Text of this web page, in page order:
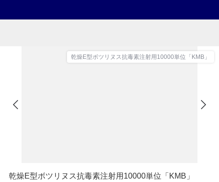
乾燥E型ボツリヌス抗毒素注射用10000単位「KMB」
乾燥E型ボツリヌス抗毒素注射用10000単位「KMB」